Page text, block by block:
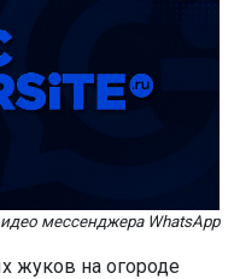
мессенджера WhatsApp
жуков на огороде